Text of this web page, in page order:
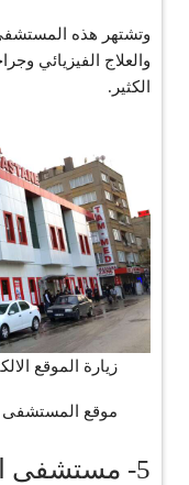
وتشتهر هذه
والعلاج الفيزيائي
الكثير.
زيارة الموقع
موقع المستشفى